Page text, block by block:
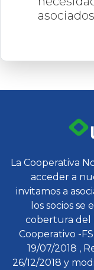
La Cooperativa
acceder a
invitamos a
los socios
cobertura del
Cooperativo -
19/07/2018 ,
26/12/2018 y